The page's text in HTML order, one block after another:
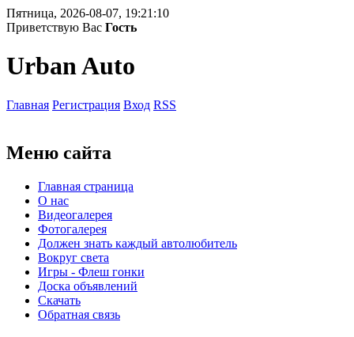
Пятница, 2026-08-07, 19:21:10
Приветствую Вас Гость
Urban Auto
Главная Регистрация Вход RSS
Меню сайта
Главная страница
О нас
Видеогалерея
Фотогалерея
Должен знать каждый автолюбитель
Вокруг света
Игры - Флеш гонки
Доска объявлений
Скачать
Обратная связь